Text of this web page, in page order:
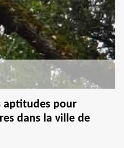
aptitudes pour
dans la ville de